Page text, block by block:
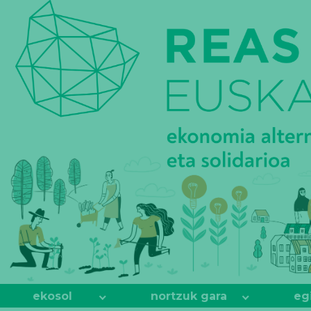
REAS
EUSKADI
ekosol nortzuk gara